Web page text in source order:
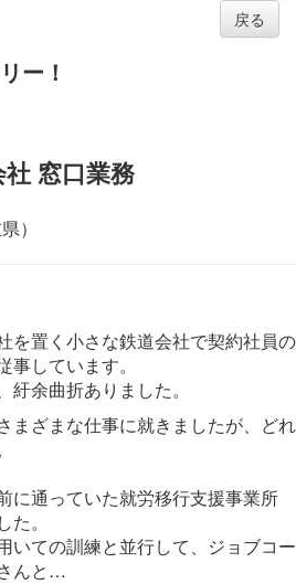
戻る
ー！
社 窓口業務
）
を置く小さな鉄道会社で契約社員の
しています。
余曲折ありました。
まざまな仕事に就きましたが、どれ
に通っていた就労移行支援事業所
。
いての訓練と並行して、ジョブコー
んと…